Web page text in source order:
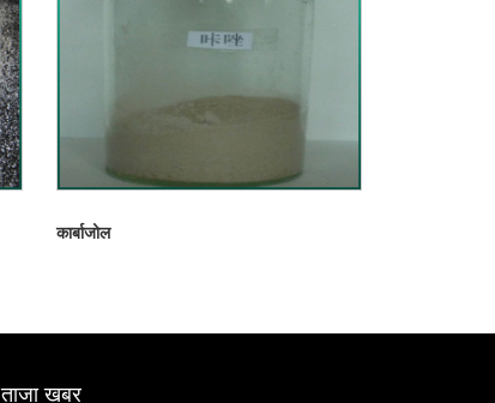
कार्बाजोल
ताजा खबर